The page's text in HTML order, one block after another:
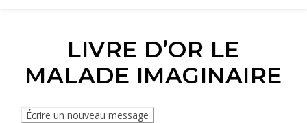
LIVRE D’OR LE
MALADE IMAGINAIRE